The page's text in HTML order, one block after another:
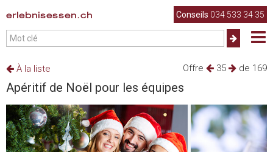
erlebnisessen.ch Conseils 034 533 34 35
Offre 35 de 169
À la liste
Apéritif de Noël pour les équipes